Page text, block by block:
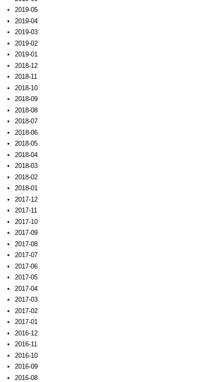
2019-05
2019-04
2019-03
2019-02
2019-01
2018-12
2018-11
2018-10
2018-09
2018-08
2018-07
2018-06
2018-05
2018-04
2018-03
2018-02
2018-01
2017-12
2017-11
2017-10
2017-09
2017-08
2017-07
2017-06
2017-05
2017-04
2017-03
2017-02
2017-01
2016-12
2016-11
2016-10
2016-09
2016-08